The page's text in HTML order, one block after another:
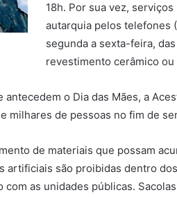
18h. Por sua vez,
autarquia pelos telefones
segunda a sexta-feira,
revestimento cerâmico ou
antecedem o Dia das Mães, a
de pessoas no fim de
de materiais que possam
artificiais são proibidas dentro
as unidades públicas.